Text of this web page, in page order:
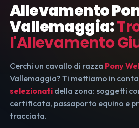
Allevamento
Vallemaggia:
l'Allevamento
Cerchi un cavallo di razza Pony
Vallemaggia? Ti mettiamo in
selezionati della zona: soggetti
certificata, passaporto equino e
tracciata.